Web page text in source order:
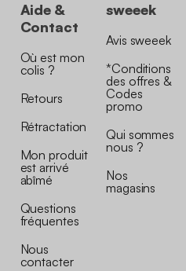
Aide &
Contact
Où est mon
colis ?
Retours
Rétractation
Mon produit
est arrivé
abîmé
Questions
fréquentes
Nous
contacter
sweeek
Avis sweeek
*Conditions
des offres &
Codes
promo
Qui sommes
nous ?
Nos
magasins